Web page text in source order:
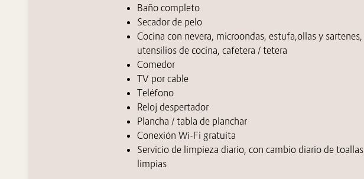
Baño completo
Secador de pelo
Cocina con nevera, microondas, estufa,ollas y sartenes,
utensilios de cocina, cafetera / tetera
Comedor
TV por cable
Teléfono
Reloj despertador
Plancha / tabla de planchar
Conexión Wi-Fi gratuita
Servicio de limpieza diario, con cambio diario de toallas
limpias